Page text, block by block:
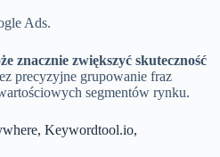
Ads.
znacznie zwiększyć skuteczność
precyzyjne grupowanie fraz
segmentów rynku.
Keywordtool.io,